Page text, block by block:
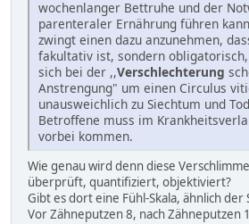
wochenlanger Bettruhe und der
parenteraler Ernährung führen
zwingt einen dazu anzunehmen,
fakultativ ist, sondern
sich bei der ,,Verschlechterung
Anstrengung" um einen Circulus
unausweichlich zu Siechtum und
Betroffene muss im
vorbei kommen.
Wie genau wird denn diese
überprüft, quantifiziert, objektiviert?
Gibt es dort eine Fühl-Skala, ähnlich der
Vor Zähneputzen 8, nach Zähneputzen